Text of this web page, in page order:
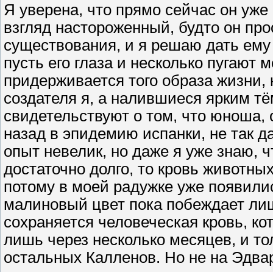
Я уверена, что прямо сейчас он
взгляд настороженный, будто он
существования, и я решаю дать
пусть его глаза и несколько
придерживается того образа
создателя я, а налившиеся ярким
свидетельствуют о том, что
назад в эпидемию испанки, не так
опыт невелик, но даже я уже знаю,
достаточно долго, то кровь
потому в моей радужке уже
малиновый цвет пока побеждает
сохраняется человеческая кровь,
лишь через несколько месяцев, и
остальных Калленов. Но не на